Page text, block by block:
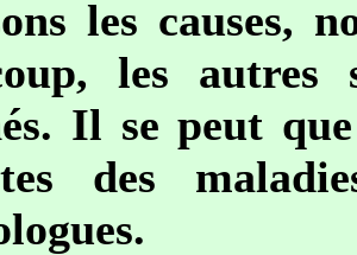
les causes,
les autres
Il se peut
des